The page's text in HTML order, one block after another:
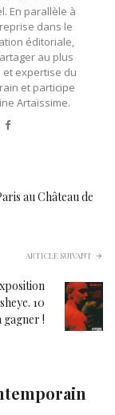
En parallèle à
dans le
éditoriale,
au plus
et expertise du
et participe
Artaïssime.
Facebook
au Château de
ARTICLE SUIVANT
10
gagner !